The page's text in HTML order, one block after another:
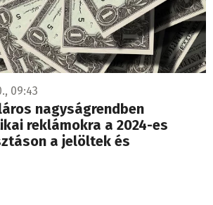
09:43
nagyságrendben
reklámokra a 2024-es
a jelöltek és